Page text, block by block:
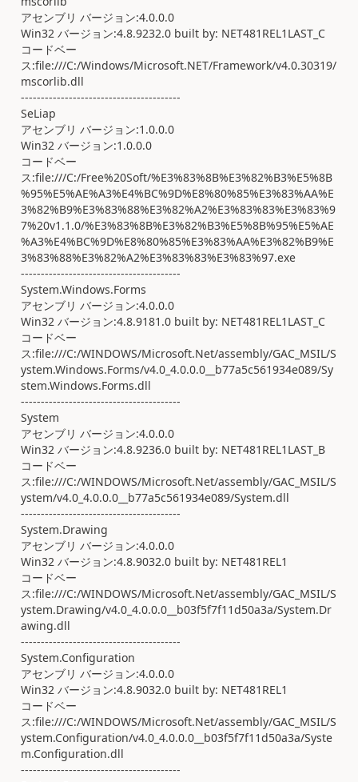
アセンブリ バージョン:4.0.0.0
Win32 バージョン:4.8.9232.0 built by: NET481REL1LAST_C
コードベー
ス:file:///C:/Windows/Microsoft.NET/Framework/v4.0.30319/
mscorlib.dll
----------------------------------------
SeLiap
アセンブリ バージョン:1.0.0.0
Win32 バージョン:1.0.0.0
コードベー
ス:file:///C:/Free%20Soft/%E3%83%8B%E3%82%B3%E5%8B
%95%E5%AE%A3%E4%BC%9D%E8%80%85%E3%83%AA%E
3%82%B9%E3%83%88%E3%82%A2%E3%83%83%E3%83%9
7%20v1.1.0/%E3%83%8B%E3%82%B3%E5%8B%95%E5%AE
%A3%E4%BC%9D%E8%80%85%E3%83%AA%E3%82%B9%E
3%83%88%E3%82%A2%E3%83%83%E3%83%97.exe
----------------------------------------
System.Windows.Forms
アセンブリ バージョン:4.0.0.0
Win32 バージョン:4.8.9181.0 built by: NET481REL1LAST_C
コードベー
ス:file:///C:/WINDOWS/Microsoft.Net/assembly/GAC_MSIL/S
ystem.Windows.Forms/v4.0_4.0.0.0__b77a5c561934e089/Sy
stem.Windows.Forms.dll
----------------------------------------
System
アセンブリ バージョン:4.0.0.0
Win32 バージョン:4.8.9236.0 built by: NET481REL1LAST_B
コードベー
ス:file:///C:/WINDOWS/Microsoft.Net/assembly/GAC_MSIL/S
ystem/v4.0_4.0.0.0__b77a5c561934e089/System.dll
----------------------------------------
System.Drawing
アセンブリ バージョン:4.0.0.0
Win32 バージョン:4.8.9032.0 built by: NET481REL1
コードベー
ス:file:///C:/WINDOWS/Microsoft.Net/assembly/GAC_MSIL/S
ystem.Drawing/v4.0_4.0.0.0__b03f5f7f11d50a3a/System.Dr
awing.dll
----------------------------------------
System.Configuration
アセンブリ バージョン:4.0.0.0
Win32 バージョン:4.8.9032.0 built by: NET481REL1
コードベー
ス:file:///C:/WINDOWS/Microsoft.Net/assembly/GAC_MSIL/S
ystem.Configuration/v4.0_4.0.0.0__b03f5f7f11d50a3a/Syste
m.Configuration.dll
----------------------------------------